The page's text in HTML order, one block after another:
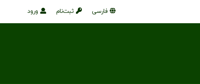
ورود ثبت‌نام فارسی